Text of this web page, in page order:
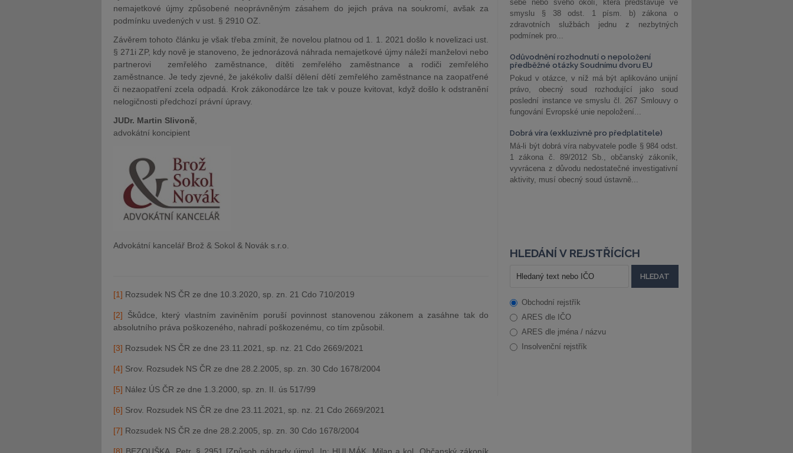
nemajetkové újmy způsobené neoprávněným zásahem do jejich práva na soukromí, avšak za
podmínku uvedených v ust. § 2910 OZ.
Závěrem tohoto článku je však třeba zmínit, že novelou platnou od 1. 1. 2021 došlo k novelizaci ust.
§ 271i ZP, kdy nově je stanoveno, že jednorázová náhrada nemajetkové újmy náleží manželovi nebo
partnerovi zemřelého zaměstnance, dítěti zemřelého zaměstnance a rodiči zemřelého
zaměstnance. Je tedy zjevné, že jakékoliv další dělení dětí zemřelého zaměstnance na zaopatřené
či nezaopatření zcela odpadá. Krok zákonodárce lze tak v pouze kvitovat, když došlo k odstranění
nelogičnosti předchozí právní úpravy.
JUDr. Martin Slivoně
advokátní koncipient
Advokátní kancelář Brož & Sokol & Novák s.r.o.
[1] Rozsudek NS ČR ze dne 10.3.2020, sp. zn. 21 Cdo 710/2019
[2] Škůdce, který vlastním zaviněním poruší povinnost stanovenou zákonem a zasáhne tak do
absolutního práva poškozeného, nahradí poškozenému, co tím způsobil.
[3] Rozsudek NS ČR ze dne 23.11.2021, sp. nz. 21 Cdo 2669/2021
[4] Srov. Rozsudek NS ČR ze dne 28.2.2005, sp. zn. 30 Cdo 1678/2004
[5] Nález ÚS ČR ze dne 1.3.2000, sp. zn. II. ús 517/99
[6] Srov. Rozsudek NS ČR ze dne 23.11.2021, sp. nz. 21 Cdo 2669/2021
[7] Rozsudek NS ČR ze dne 28.2.2005, sp. zn. 30 Cdo 1678/2004
sebe nebo svého okolí, která představuje ve
smyslu § 38 odst. 1 písm. b) zákona o
zdravotních službách jednu z nezbytných
podmínek pro...
Odůvodnění rozhodnutí o nepoložení
předběžné otázky Soudnímu dvoru EU
Pokud v otázce, v níž má být aplikováno unijní
právo, obecný soud rozhodující jako soud
poslední instance ve smyslu čl. 267 Smlouvy o
fungování Evropské unie nepoložení...
Dobrá víra (exkluzivně pro předplatitele)
Má-li být dobrá víra nabyvatele podle § 984 odst.
1 zákona č. 89/2012 Sb., občanský zákoník,
vyvrácena z důvodu nedostatečné investigativní
aktivity, musí obecný soud ústavně...
HLEDÁNÍ V REJSTŘÍCÍCH
Obchodní rejstřík
ARES dle IČO
ARES dle jména / názvu
Insolvenční rejstřík